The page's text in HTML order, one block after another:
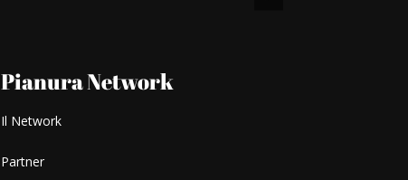
Pianura Network
Il Network
Partner